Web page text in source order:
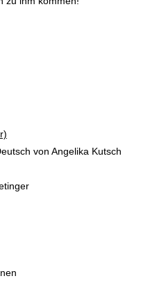
von Angelika Kutsch